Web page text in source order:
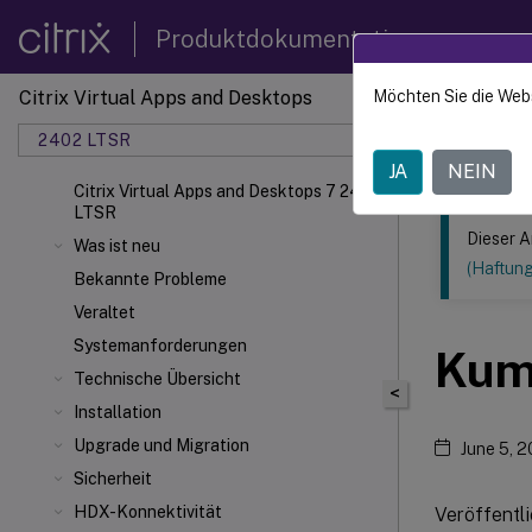
Produktdokumentation
Citrix Virtual Apps and Desktops
2402 LTSR
Citrix Virtual Apps and Desktops 7 2402
LTSR
Was ist neu
Bekannte Probleme
Veraltet
Systemanforderungen
Technische Übersicht
Installation
Upgrade und Migration
Sicherheit
HDX-Konnektivität
Dieser Inhalt
Citrix
<
Dieser
June 5,
Möchten Sie die
JA NEIN